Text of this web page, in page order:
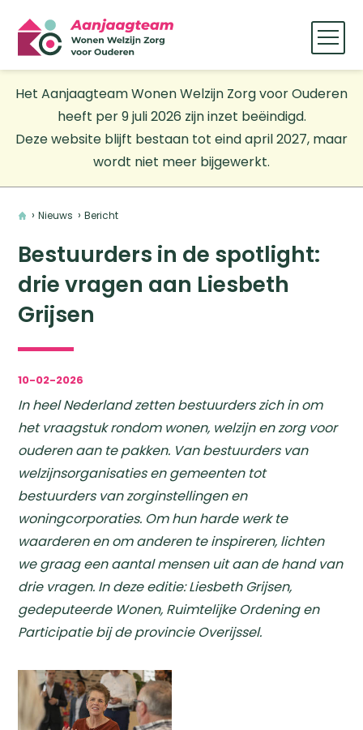
Het Aanjaagteam Wonen Welzijn Zorg voor Ouderen
heeft per 9 juli 2026 zijn inzet beëindigd.
Deze website blijft bestaan tot eind april 2027, maar
wordt niet meer bijgewerkt.
Home
Nieuws Bericht
Bestuurders in de spotlight:
drie vragen aan Liesbeth
Grijsen
10-02-2026
In heel Nederland zetten bestuurders zich in om
het vraagstuk rondom wonen, welzijn en zorg voor
ouderen aan te pakken. Van bestuurders van
welzijnsorganisaties en gemeenten tot
bestuurders van zorginstellingen en
woningcorporaties. Om hun harde werk te
waarderen en om anderen te inspireren, lichten
we graag een aantal mensen uit aan de hand van
drie vragen. In deze editie: Liesbeth Grijsen,
gedeputeerde Wonen, Ruimtelijke Ordening en
Participatie bij de provincie Overijssel.